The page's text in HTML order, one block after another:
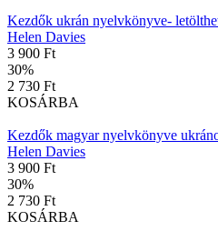
Kezdők ukrán nyelvkönyve-
Helen Davies
3 900 Ft
30%
2 730 Ft
KOSÁRBA
Kezdők magyar nyelvkönyve
Helen Davies
3 900 Ft
30%
2 730 Ft
KOSÁRBA